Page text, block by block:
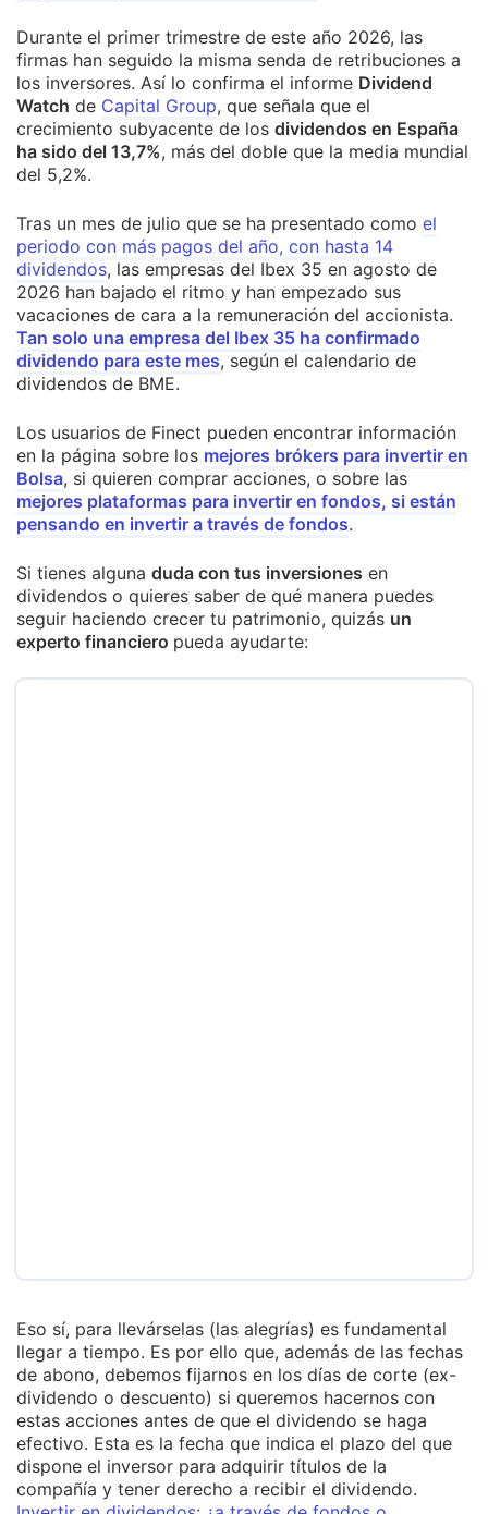
Durante el primer trimestre de este año 2026, las
firmas han seguido la misma senda de retribuciones a
los inversores. Así lo confirma el informe Dividend
Watch de Capital Group, que señala que el
crecimiento subyacente de los dividendos en España
ha sido del 13,7%, más del doble que la media mundial
del 5,2%.
Tras un mes de julio que se ha presentado como el
periodo con más pagos del año, con hasta 14
dividendos, las empresas del Ibex 35 en agosto de
2026 han bajado el ritmo y han empezado sus
vacaciones de cara a la remuneración del accionista.
Tan solo una empresa del Ibex 35 ha confirmado
dividendo para este mes, según el calendario de
dividendos de BME.
Los usuarios de Finect pueden encontrar información
en la página sobre los mejores brókers para invertir en
Bolsa, si quieren comprar acciones, o sobre las
mejores plataformas para invertir en fondos, si están
pensando en invertir a través de fondos.
Si tienes alguna duda con tus inversiones en
dividendos o quieres saber de qué manera puedes
seguir haciendo crecer tu patrimonio, quizás un
experto financiero pueda ayudarte:
Eso sí, para llevárselas (las alegrías) es fundamental
llegar a tiempo. Es por ello que, además de las fechas
de abono, debemos fijarnos en los días de corte (ex-
dividendo o descuento) si queremos hacernos con
estas acciones antes de que el dividendo se haga
efectivo. Esta es la fecha que indica el plazo del que
dispone el inversor para adquirir títulos de la
compañía y tener derecho a recibir el dividendo.